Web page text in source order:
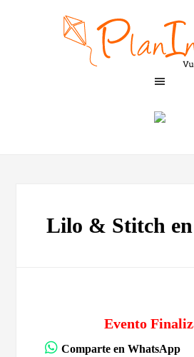
Lilo & Stitch en
Evento
Comparte en WhatsApp